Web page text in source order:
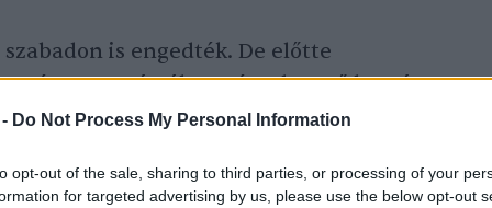
Do Not Process My Personal Information
opt-out of the sale, sharing to third parties, or processing of your
for targeted advertising by us, please use the below opt-out
is engedték. De előtte
megvárták a méregkereső kutyás
a mérgező csalétkek és mérgezett
ismételt mérgezés elkerülése